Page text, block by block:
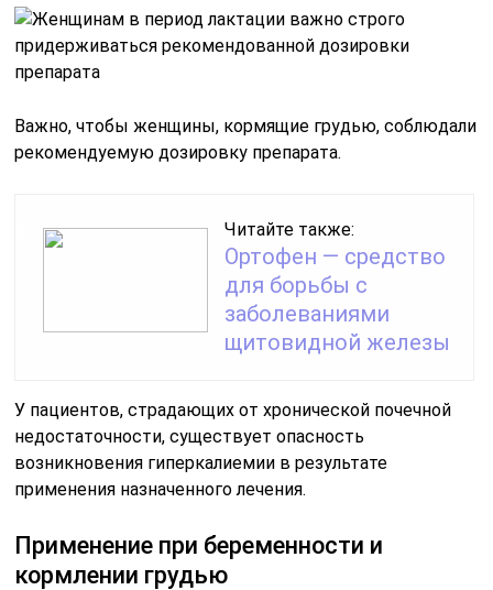
Важно, чтобы женщины, кормящие грудью, соблюдали
рекомендуемую дозировку препарата.
Читайте также:
Ортофен — средство
для борьбы с
заболеваниями
щитовидной железы
У пациентов, страдающих от хронической почечной
недостаточности, существует опасность
возникновения гиперкалиемии в результате
применения назначенного лечения.
Применение при беременности и
кормлении грудью